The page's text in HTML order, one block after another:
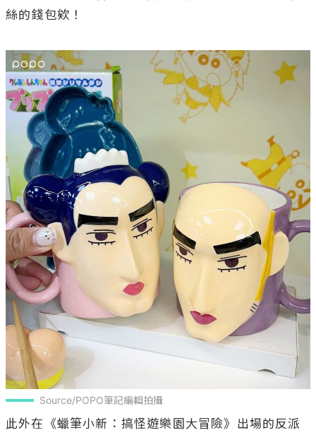
絲的錢包欸！
Source/POPO筆記編輯拍攝
此外在《蠟筆小新：搞怪遊樂園大冒險》出場的反派